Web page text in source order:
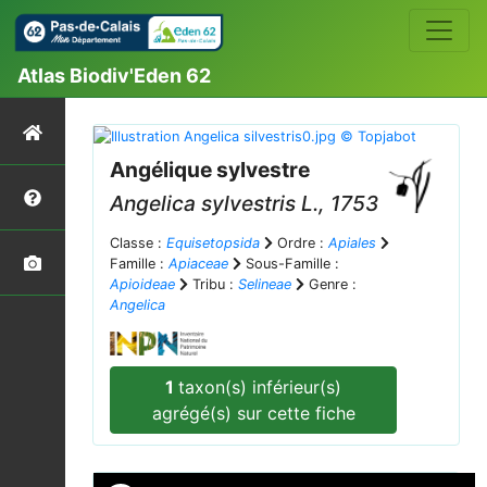
Atlas Biodiv'Eden 62
Angélique sylvestre
Angelica sylvestris L., 1753
Classe : Equisetopsida Ordre : Apiales
Famille : Apiaceae
Sous-Famille :
Apioideae
Tribu : Selineae
Genre :
Angelica
1taxon(s) inférieur(s)
agrégé(s) sur cette fiche